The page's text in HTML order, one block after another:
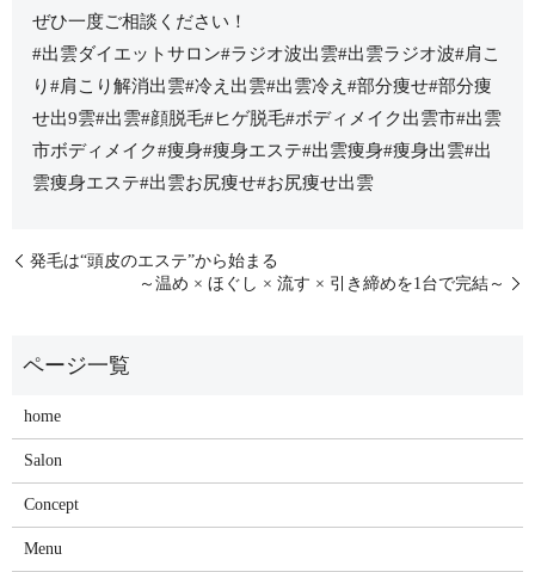
ぜひ一度ご相談ください！
#出雲ダイエットサロン#ラジオ波出雲#出雲ラジオ波#肩こ
り#肩こり解消出雲#冷え出雲#出雲冷え#部分痩せ#部分痩
せ出9雲#出雲#顔脱毛#ヒゲ脱毛#ボディメイク出雲市#出雲
市ボディメイク#痩身#痩身エステ#出雲痩身#痩身出雲#出
雲痩身エステ#出雲お尻痩せ#お尻痩せ出雲
発毛は“頭皮のエステ”から始まる
～温め × ほぐし × 流す × 引き締めを1台で完結～
home
Salon
Concept
Menu